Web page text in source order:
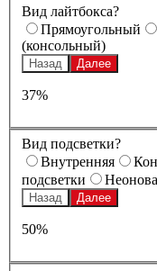
Вид лайтбокса?
Прямоугольный
(консольный)
Назад Далее
37%
Вид подсветки?
Внутренняя
подсветки
Назад Далее
50%